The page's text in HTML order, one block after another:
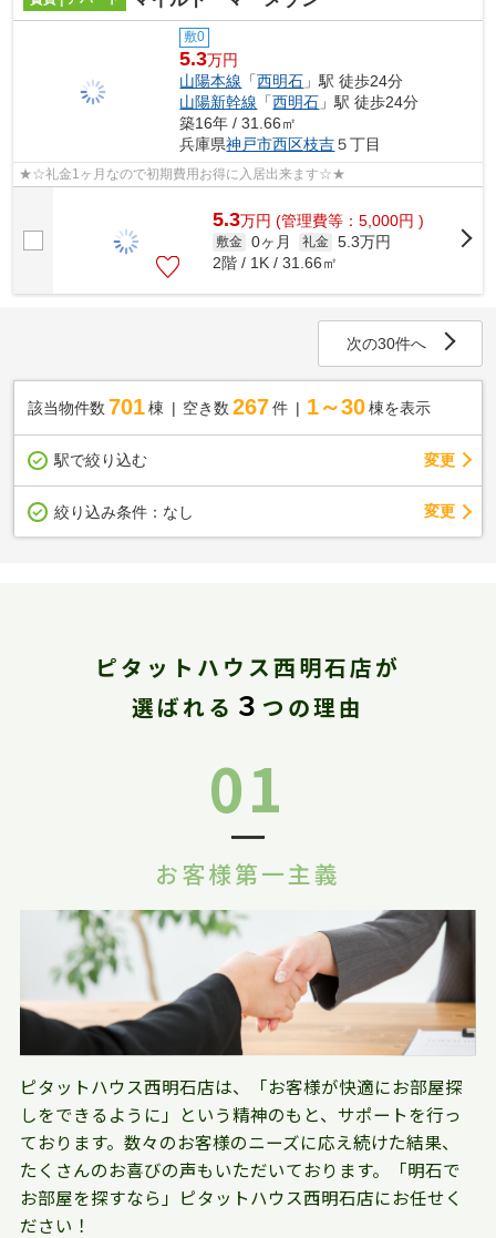
敷0
5.3万円
山陽本線 「西明石 」駅 徒歩24分
山陽新幹線 「西明石 」駅 徒歩24分
築16年 / 31.66㎡
兵庫県神戸市西区枝吉５丁目
★☆礼金1ヶ月なので初期費用お得に入居出来ます☆★
5.3万円 (管理費等：5,000円 )
敷金 0ヶ月 礼金 5.3万円
2階 / 1K / 31.66㎡
次の30件へ
該当物件数 701棟 空き数 267 件 1～30 棟を表示
駅で絞り込む 変更
絞り込み条件： なし 変更
ピタットハウス西明石店が
選ばれる ３ つの理由
01
お客様第一主義
ピタットハウス西明石店は、「お客様が快適にお部屋探
しをできるように」という精神のもと、サポートを行っ
ております。数々のお客様のニーズに応え続けた結果、
たくさんのお喜びの声もいただいております。「明石で
お部屋を探すなら」ピタットハウス西明石店にお任せく
ださい！